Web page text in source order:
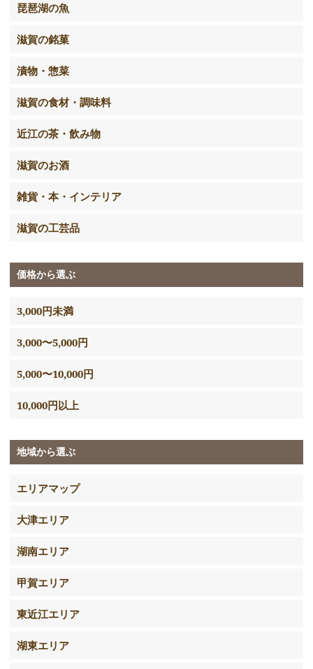
琵琶湖の魚
滋賀の銘菓
漬物・惣菜
滋賀の食材・調味料
近江の茶・飲み物
滋賀のお酒
雑貨・本・インテリア
滋賀の工芸品
価格から選ぶ
3,000円未満
3,000〜5,000円
5,000〜10,000円
10,000円以上
地域から選ぶ
エリアマップ
大津エリア
湖南エリア
甲賀エリア
東近江エリア
湖東エリア